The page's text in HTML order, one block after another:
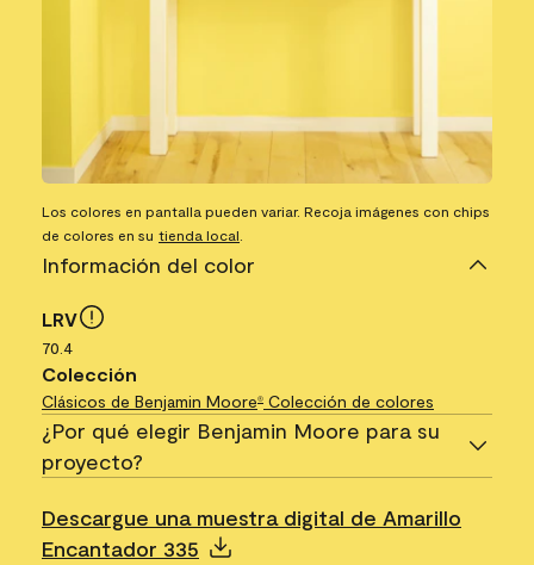
Los colores en pantalla pueden variar. Recoja imágenes con chips
de colores en su tienda local
Información del color
LRV
70.4
Colección
Clásicos de Benjamin Moore® Colección de colores
¿Por qué elegir Benjamin Moore para su
proyecto?
Descargue una muestra digital de Amarillo
Encantador 335